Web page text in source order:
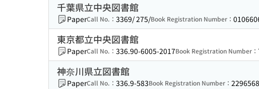
千葉県立中央図書館
PaperCall No.： 3369/ 275/Book Registration Number：
東京都立中央図書館
PaperCall No.： 336.90-6005-2017Book Registration Number：
神奈川県立図書館
PaperCall No.： 336.9-583Book Registration Number：